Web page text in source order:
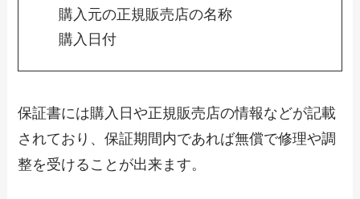
購入元の正規販売店の名称
購入日付
保証書には購入日や正規販売店の情報などが記載
されており、保証期間内であれば無償で修理や調
整を受けることが出来ます。